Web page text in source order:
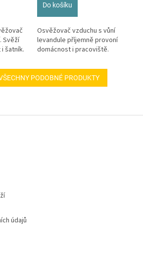
Svěží
šatník.
Do košíku
Osvěžovač vzduchu s vůní
levandule příjemně provoní
domácnost i pracoviště.
PODOBNÉ PRODUKTY
údajů